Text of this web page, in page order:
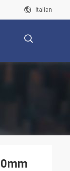
Italian